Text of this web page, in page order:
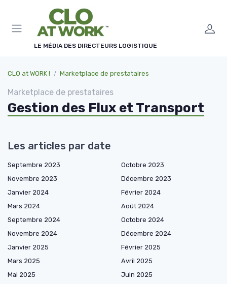
LE MÉDIA DES DIRECTEURS LOGISTIQUE
CLO at WORK ! Marketplace de prestataires
Marketplace de prestataires
Gestion des Flux et Transport
Les articles par date
Septembre 2023
Octobre 2023
Novembre 2023
Décembre 2023
Janvier 2024
Février 2024
Mars 2024
Août 2024
Septembre 2024
Octobre 2024
Novembre 2024
Décembre 2024
Janvier 2025
Février 2025
Mars 2025
Avril 2025
Mai 2025
Juin 2025
Panneau de gestion des cookies